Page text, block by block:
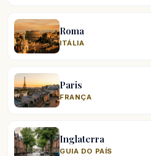
Roma
ITÁLIA
Paris
FRANÇA
Inglaterra
GUIA DO PAÍS